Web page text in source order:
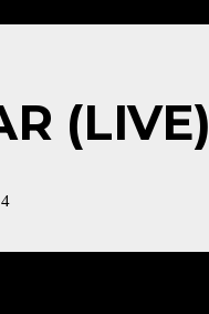
(LIVE)